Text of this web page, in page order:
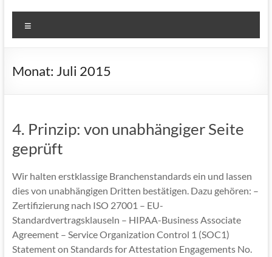
Monat: Juli 2015
4. Prinzip: von unabhängiger Seite
geprüft
Wir halten erstklassige Branchenstandards ein und lassen
dies von unabhängigen Dritten bestätigen. Dazu gehören: –
Zertifizierung nach ISO 27001 – EU-
Standardvertragsklauseln – HIPAA-Business Associate
Agreement – Service Organization Control 1 (SOC1)
Statement on Standards for Attestation Engagements No.